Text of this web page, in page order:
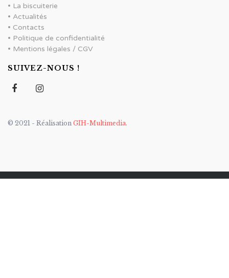
• La biscuiterie
• Actualités
• Contacts
• Politique de confidentialité
• Mentions légales / CGV
SUIVEZ-NOUS !
© 2021 - Réalisation GIH-Multimedia.